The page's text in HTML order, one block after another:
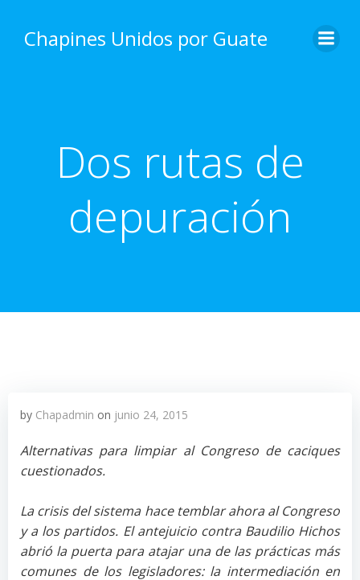
content
Chapines Unidos por Guate
Dos rutas de
depuración
by Chapadmin on junio 24, 2015
Alternativas para limpiar al Congreso de caciques
cuestionados.
La crisis del sistema hace temblar ahora al Congreso
y a los partidos. El antejuicio contra Baudilio Hichos
abrió la puerta para atajar una de las prácticas más
comunes de los legisladores: la intermediación en